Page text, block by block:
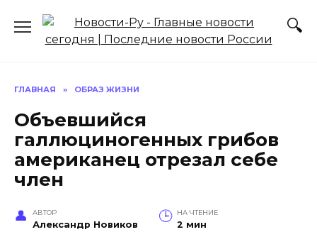
содержанию
ГЛАВНАЯ » ОБРАЗ ЖИЗНИ
Объевшийся
галлюциногенных грибов
американец отрезал себе
член
АВТОР
Александр Новиков
НА ЧТЕНИЕ
2 мин